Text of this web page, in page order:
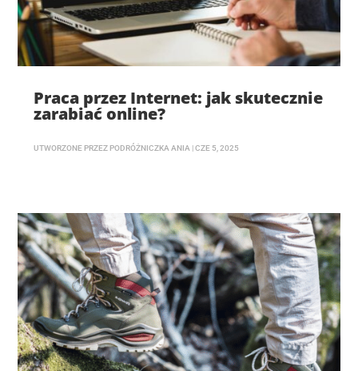
Praca przez Internet: jak skutecznie
zarabiać online?
UTWORZONE PRZEZ PODRÓŻNICZKA ANIA |CZE 5, 2025